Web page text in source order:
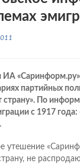
ИА
партийных
страну». По
с 1917
утешение
не